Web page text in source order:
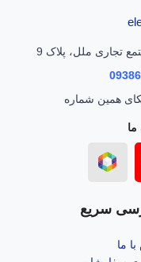
تجاری ملل، پلاک 9
همین شماره
سریع
ما